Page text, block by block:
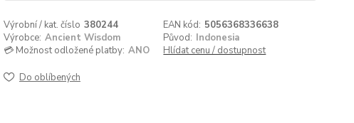
Výrobní / kat. číslo 380244 EAN kód: 5056368336638
Výrobce: Ancient Wisdom Původ: Indonesia
💳 Možnost odložené platby: ANO Hlídat cenu / dostupnost
Do oblíbených